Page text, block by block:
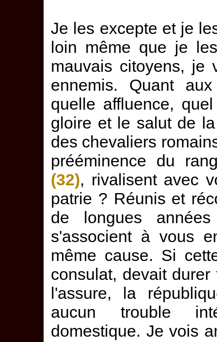
Je les excepte et je
loin même que je
mauvais citoyens, je
ennemis. Quant
quelle affluence,
gloire et le salut de
des chevaliers
prééminence du
(32), rivalisent avec
patrie ? Réunis et
de longues
s'associent à vous
même cause. Si
consulat, devait
l'assure, la
aucun trouble
domestique. Je vois